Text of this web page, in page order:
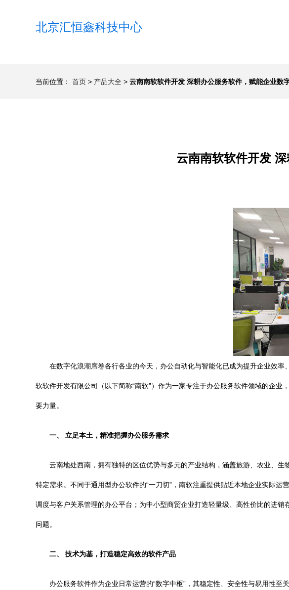
北京汇恒鑫科技中心
当前位置： 首页 > 产品大全 > 云南南软软件开发 深耕办公服务软件，赋能企业数
云南南软软件开发
在数字化浪潮席卷各行各业的今天，办公自动化与智能化已成为提升企业效
软软件开发有限公司（以下简称“南软”）作为一家专注于办公服务软件领域的企
要力量。
一、 立足本土，精准把握办公服务需求
云南地处西南，拥有独特的区位优势与多元的产业结构，涵盖旅游、农业、
特定需求。不同于通用型办公软件的“一刀切”，南软注重提供贴近本地企业实际
调度与客户关系管理的办公平台；为中小型商贸企业打造轻量级、高性价比的进
问题。
二、 技术为基，打造稳定高效的软件产品
办公服务软件作为企业日常运营的“数字中枢”，其稳定性、安全性与易用性